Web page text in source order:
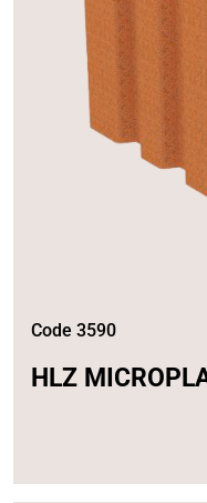
Code 3590
HLZ